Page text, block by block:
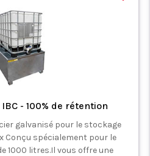
- 100% de rétention
galvanisé pour le stockage
Conçu spécialement pour le
1000 litres.Il vous offre une